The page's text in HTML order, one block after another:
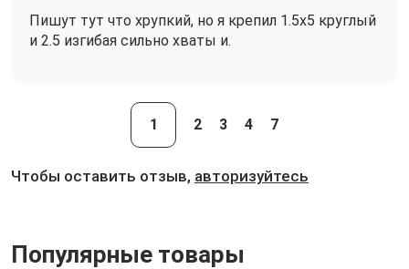
Пишут тут что хрупкий, но я крепил 1.5х5 круглый
и 2.5 изгибая сильно хваты и.
1 2 3 4 7
Чтобы оставить отзыв, авторизуйтесь
Популярные товары